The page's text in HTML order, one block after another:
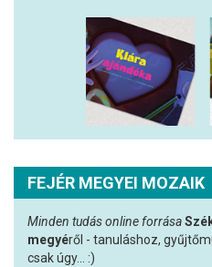
FEJÉR MEGYEI MOZAIK
Minden tudás online forrása
megyéről - tanuláshoz,
csak úgy... :)